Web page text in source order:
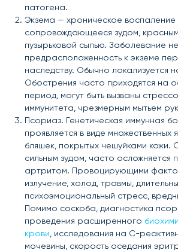
патогена.
Экзема — хроническое воспаление
сопровождающееся зудом,
пузырьковой сыпью. Заболевание
предрасположенность к экземе
наследству. Обычно локализуется
Обострения часто приходятся на
период, могут быть вызваны
иммунитета, чрезмерным мытьем
Псориаз. Генетическая иммунная
проявляется в виде множественных
бляшек, покрытых чешуйками кожи.
сильным зудом, часто осложняется
артритом. Провоцирующими
излучение, холод, травмы,
психоэмоциональный стресс,
Помимо соскоба, диагностика
проведения расширенного
крови , исследования на С-
мочевины, скорость оседания